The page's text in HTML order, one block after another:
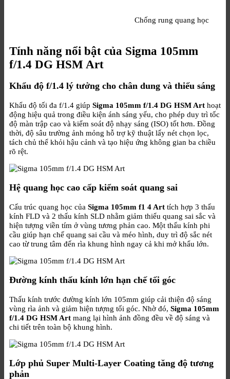
Chống rung quang học
Tính năng nổi bật của Sigma 105mm
f/1.4 DG HSM Art
Khẩu độ f/1.4 lý tưởng cho chân dung và thiếu sáng
Khẩu độ tối đa f/1.4 giúp Sigma 105mm f/1.4 DG HSM Art hoạt
động hiệu quả trong điều kiện ánh sáng yếu, cho phép duy trì tốc
độ màn trập cao và kiểm soát độ nhạy sáng (ISO) tốt hơn. Đồng
thời, độ sâu trường ảnh mỏng hỗ trợ kỹ thuật lấy nét chọn lọc,
tách chủ thể khỏi hậu cảnh và tạo hiệu ứng không gian ba chiều
rõ rệt.
Hệ quang học cao cấp kiểm soát quang sai
Cấu trúc quang học của Sigma 105mm f1 4 Art tích hợp 3 thấu
kính FLD và 2 thấu kính SLD nhằm giảm thiểu quang sai sắc và
hiện tượng viền tím ở vùng tương phản cao. Một thấu kính phi
cầu giúp hạn chế quang sai cầu và méo hình, duy trì độ sắc nét
cao từ trung tâm đến rìa khung hình ngay cả khi mở khẩu lớn.
Đường kính thấu kính lớn hạn chế tối góc
Thấu kính trước đường kính lớn 105mm giúp cải thiện độ sáng
vùng rìa ảnh và giảm hiện tượng tối góc. Nhờ đó, Sigma 105mm
f/1.4 DG HSM Art mang lại hình ảnh đồng đều về độ sáng và
chi tiết trên toàn bộ khung hình.
Lớp phủ Super Multi-Layer Coating tăng độ tương
phản